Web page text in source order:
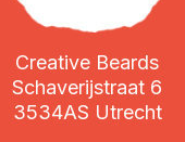
Creative Beards
Schaverijstraat 6
3534AS Utrecht